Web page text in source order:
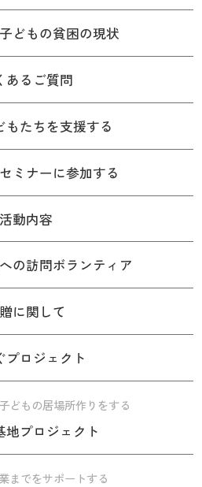
どもの貧困の現状
あるご質問
もたちを支援する
ミナーに参加する
活動内容
の訪問ボランティア
に関して
プロジェクト
どもの居場所作りをする
地プロジェクト
までをサポートする